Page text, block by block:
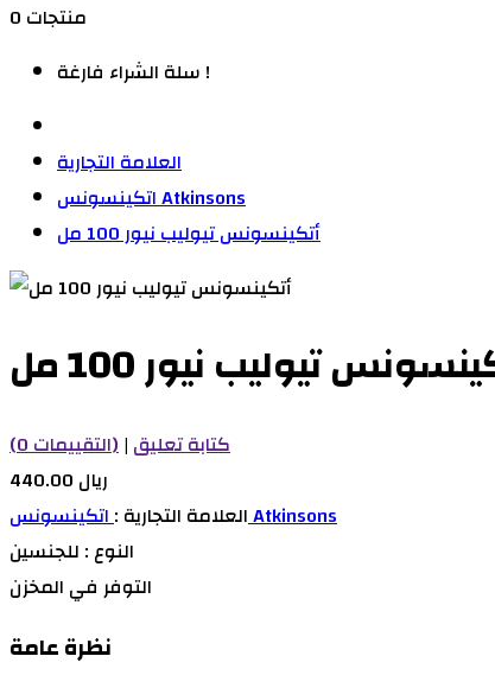
0 منتجات
سلة الشراء فارغة !
العلامة التجارية
اتكينسونس Atkinsons
أتكينسونس تيوليب نيور 100 مل
تيوليب نيور 100 مل
(0 التقييمات)| كتابة تعليق
440.00 ريال
العلامة التجارية :اتكينسونس Atkinsons
النوع : للجنسين
التوفر في المخزن
نظرة عامة